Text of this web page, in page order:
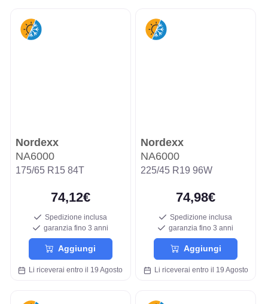
Nordexx
NA6000
175/65 R15 84T
74,12€
Spedizione inclusa
garanzia fino 3 anni
Aggiungi
Li riceverai entro il 19 Agosto
Nordexx
NA6000
225/45 R19 96W
74,98€
Spedizione inclusa
garanzia fino 3 anni
Aggiungi
Li riceverai entro il 19 Agosto